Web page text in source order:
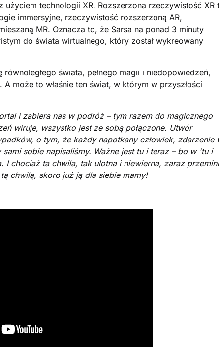
użyciem technologii XR. Rozszerzona rzeczywistość XR
immersyjne, rzeczywistość rozszerzoną AR,
MR. Oznacza to, że Sarsa na ponad 3 minuty
do świata wirtualnego, który został wykreowany
świata, pełnego magii i niedopowiedzeń,
może to właśnie ten świat, w którym w przyszłości
i zabiera nas w podróż – tym razem do magicznego
wiruje, wszystko jest ze sobą połączone. Utwór
o tym, że każdy napotkany człowiek, zdarzenie
sobie napisaliśmy. Ważne jest tu i teraz – bo w 'tu i
I chociaż ta chwila, tak ulotna i niewierna, zaraz
chwilą, skoro już ją dla siebie mamy!